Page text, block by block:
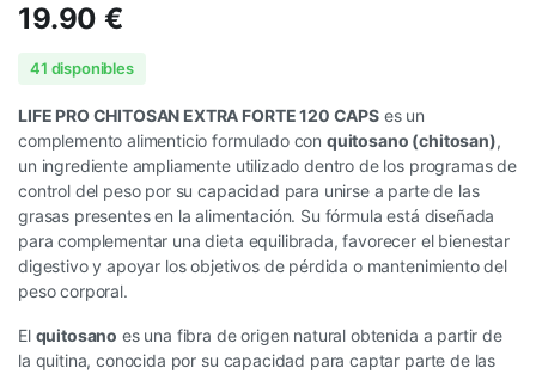
19.90€
41 disponibles
LIFE PRO CHITOSAN EXTRA FORTE 120 CAPSes un
complemento alimenticio formulado con quitosano (chitosan),
un ingrediente ampliamente utilizado dentro de los programas de
control del peso por su capacidad para unirse a parte de las
grasas presentes en la alimentación. Su fórmula está diseñada
para complementar una dieta equilibrada, favorecer el bienestar
digestivo y apoyar los objetivos de pérdida o mantenimiento del
peso corporal.
El quitosano es una fibra de origen natural obtenida a partir de
la quitina, conocida por su capacidad para captar parte de las